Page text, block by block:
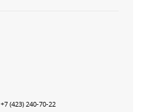
+7 (423) 240-70-22